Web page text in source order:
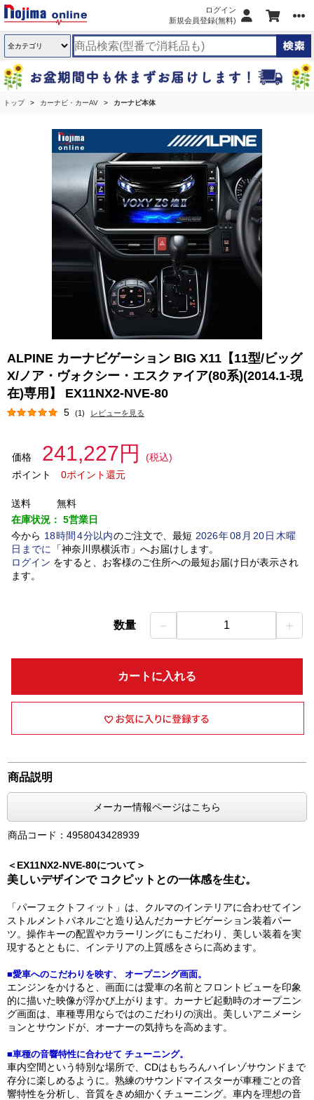
ログイン
新規会員登録(無料)
トップ カーナビ・カーAV カーナビ本体
ALPINE カーナビゲーション BIG X11【11型/ビッグ
X/ノア・ヴォクシー・エスクァイア(80系)(2014.1-現
在)専用】 EX11NX2-NVE-80
5 (1) レビューを見る
価格 241,227円
(税込)
ポイント
0ポイント還元
送料
無料
在庫状況： 5営業日
今から 18時間 4分以内のご注文で、最短 2026年08 月 20日木曜
日 までに 「神奈川県横浜市」 へお届けします。
ログイン をすると、お客様のご住所への最短お届け日が表示され
ます。
数量 － 1 ＋
カートに入れる
商品説明
メーカー情報ページはこちら
商品コード：4958043428939
＜EX11NX2-NVE-80について＞
美しいデザインで コクピットとの一体感を生む。
「パーフェクトフィット」は、クルマのインテリアに合わせてイン
ストルメントパネルごと造り込んだカーナビゲーション装着パー
ツ。操作キーの配置やカラーリングにもこだわり、美しい装着を実
現するとともに、インテリアの上質感をさらに高めます。
■愛車へのこだわりを映す、 オープニング画面。
エンジンをかけると、画面には愛車の名前とフロントビューを印象
的に描いた映像が浮かび上がります。カーナビ起動時のオープニン
グ画面は、車種専用ならではのこだわりの演出。美しいアニメーシ
ョンとサウンドが、オーナーの気持ちを高めます。
■車種の音響特性に合わせて チューニング。
車内空間という特別な場所で、CDはもちろんハイレゾサウンドまで
存分に楽しめるように。熟練のサウンドマイスターが車種ごとの音
響特性を分析し、音質をきめ細かくチューニング。車内を理想の音